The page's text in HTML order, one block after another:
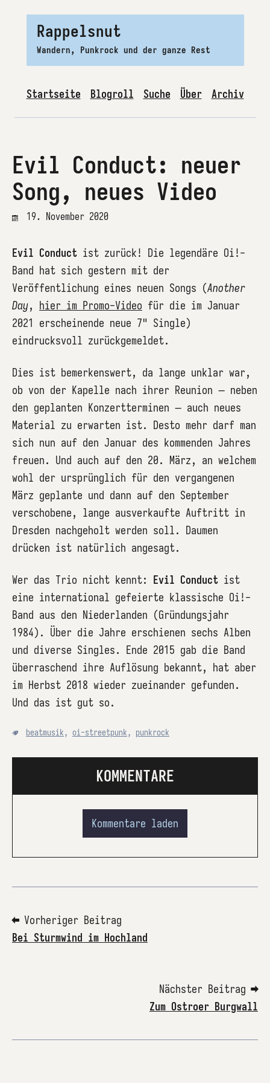
Rappelsnut
Wandern, Punkrock und der ganze Rest
Startseite Blogroll Suche Über Archiv
Evil Conduct: neuer
Song, neues Video
19. November 2020
Evil Conduct ist zurück! Die legendäre Oi!-
Band hat sich gestern mit der
Veröffentlichung eines neuen Songs (Another
Day, hier im Promo-Video für die im Januar
2021 erscheinende neue 7" Single)
eindrucksvoll zurückgemeldet.
Dies ist bemerkenswert, da lange unklar war,
ob von der Kapelle nach ihrer Reunion – neben
den geplanten Konzertterminen – auch neues
Material zu erwarten ist. Desto mehr darf man
sich nun auf den Januar des kommenden Jahres
freuen. Und auch auf den 20. März, an welchem
wohl der ursprünglich für den vergangenen
März geplante und dann auf den September
verschobene, lange ausverkaufte Auftritt in
Dresden nachgeholt werden soll. Daumen
drücken ist natürlich angesagt.
Wer das Trio nicht kennt: Evil Conduct ist
eine international gefeierte klassische Oi!-
Band aus den Niederlanden (Gründungsjahr
1984). Über die Jahre erschienen sechs Alben
und diverse Singles. Ende 2015 gab die Band
überraschend ihre Auflösung bekannt, hat aber
im Herbst 2018 wieder zueinander gefunden.
Und das ist gut so.
beatmusik, oi-streetpunk, punkrock
KOMMENTARE
Kommentare laden
⬅ Vorheriger Beitrag
Bei Sturmwind im Hochland
Nächster Beitrag ➡
Zum Ostroer Burgwall